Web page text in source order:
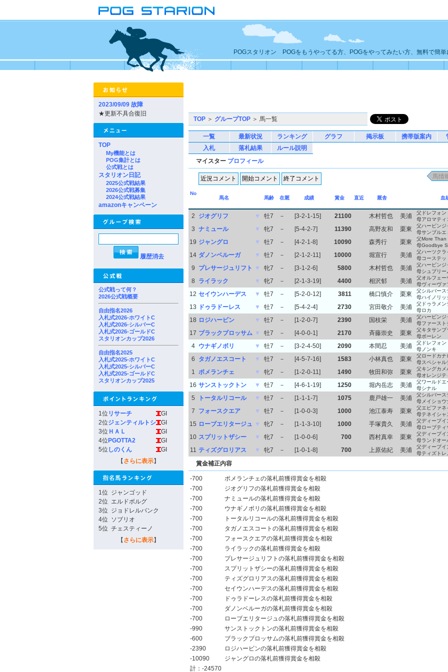
POGスタリオン POGをもうやってる方、POGをやってみたい方、無料で簡
2023/09/09 故障
★更新不具合復旧
TOP
My機能とは
POG集計とは
公式戦とは
スタリオン日記
2025公式戦結果
2026公式戦募集
2024公式戦結果
amazonキャンペーン
履歴消去
公式戦って何？
2026公式戦概要
自由指名2026
入札式2026-ホワイトC
入札式2026-シルバーC
入札式2026-ゴールドC
スタリオンカップ2026
自由指名2025
入札式2025-ホワイトC
入札式2025-シルバーC
入札式2025-ゴールドC
スタリオンカップ2025
1位 リサーチ
GI
2位ジェンティルトシ
GI
3位 ＨＡＬ
GI
4位 PGOTTA2
GI
5位 しのくん
GI
【 さらに表示】
1位 ジャンゴッド
2位 エルドボルグ
3位 ジョドレルバンク
4位 ソブリオ
5位 チェスティーノ
【 さらに表示】
TOP ＞ グループTOP ＞ 馬一覧
一覧 最新状況 ランキング グラフ 掲示板 携帯版案内
入札
落札結果
ルール説明
マイスター プロフィール
No
馬名
馬齢 在厩 成績 賞金 直近 厩舎 血
2 ジオグリフ ▼ 牡7 － [3-2-1-15] 21100 木村哲也 美浦
父ドレフォン
母アロマティ
3 ナミュール ▼ 牝7 － [5-4-2-7] 11390 高野友和 栗東
父ハービンジ
母サンブルエ
19 ジャングロ ▼ 牡7 － [4-2-1-8] 10090 森秀行 栗東
父More Than
母Goodbye
14 ダノンベルーガ ▼ 牡7 － [2-1-2-11] 10000 堀宣行 美浦
父ハーツクラ
母コーステッ
9 プレサージュリフト ▼ 牝7 － [3-1-2-6] 5800 木村哲也 美浦
父ハービンジ
母シュプリー
8 ライラック ▼ 牝7 － [2-1-3-19] 4400 相沢郁 美浦
父オルフェー
母ヴィーヴァ
12 セイウンハーデス ▼ 牡7 － [5-2-0-12] 3811 橋口慎介 栗東
父シルバース
母ハイノリッ
13 ドゥラドーレス ▼ 牡7 － [5-4-2-4] 2730 宮田敬介 美浦
父ドゥラメン
母ロカ
18 ロジハービン ▼ 牡7 － [1-2-0-7] 2390 国枝栄 美浦
父ハービンジ
母ファースト
17 ブラックブロッサム ▼ 牡7 － [4-0-0-1] 2170 斉藤崇史 栗東
父キタサンブ
母ポーレン
4 ウナギノボリ ▼ 牡7 － [3-2-4-50] 2090 本間忍 美浦
父ドレフォン
母ノンキ
6 タガノエスコート ▼ 牡7 － [4-5-7-16] 1583 小林真也 栗東
父ロードカナ
母スペシャル
1 ポメランチェ ▼ 牝7 － [1-2-0-11] 1490 牧田和弥 栗東
父キングカメ
母オレンジテ
16 サンストックトン ▼ 牡7 － [4-6-1-19] 1250 堀内岳志 美浦
父ワールドエ
母シナル
5 トータルリコール ▼ 牡7 － [1-1-1-7] 1075 鹿戸雄一 美浦
父シルバース
母メイショウ
7 フォースクエア ▼ 牡7 － [1-0-0-3] 1000 池江泰寿 栗東
父エピファネ
母テネイシャ
15 ローブエリタージュ ▼ 牝7 － [1-1-3-10] 1000 手塚貴久 美浦
父ディープイ
母ローブティ
10 スプリットザシー ▼ 牝7 － [1-0-0-6] 700 西村真幸 栗東
父ディープイ
母ランドオー
11 ティズグロリアス ▼ 牝7 － [1-0-1-8] 700 上原佑紀 美浦
父ディープイ
母ティズトレ
賞金補正内容
-700
ポメランチェの落札前獲得賞金を相殺
-700
ジオグリフの落札前獲得賞金を相殺
-700
ナミュールの落札前獲得賞金を相殺
-700
ウナギノボリの落札前獲得賞金を相殺
-700
トータルリコールの落札前獲得賞金を相殺
-700
タガノエスコートの落札前獲得賞金を相殺
-700
フォースクエアの落札前獲得賞金を相殺
-700
ライラックの落札前獲得賞金を相殺
-700
プレサージュリフトの落札前獲得賞金を相殺
-700
スプリットザシーの落札前獲得賞金を相殺
-700
ティズグロリアスの落札前獲得賞金を相殺
-700
セイウンハーデスの落札前獲得賞金を相殺
-700
ドゥラドーレスの落札前獲得賞金を相殺
-700
ダノンベルーガの落札前獲得賞金を相殺
-700
ローブエリタージュの落札前獲得賞金を相殺
-990
サンストックトンの落札前獲得賞金を相殺
-600
ブラックブロッサムの落札前獲得賞金を相殺
-2390
ロジハービンの落札前獲得賞金を相殺
-10090
ジャングロの落札前獲得賞金を相殺
計：-24570